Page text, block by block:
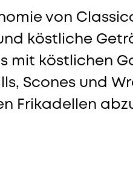
von
köstliche
mit köstlichen
Scones und
Frikadellen